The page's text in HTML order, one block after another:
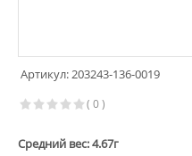
Артикул: 203243-136-0019
( 0 )
Средний вес: 4.67г